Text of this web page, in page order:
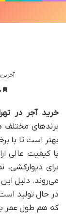
آخرین به
خرید آجر در
برند‌های مختلف
بهتر است تا با
با کیفیت عالی
برای
‌می‌روند. دلیل
در حال تولید
که هم طول عمر